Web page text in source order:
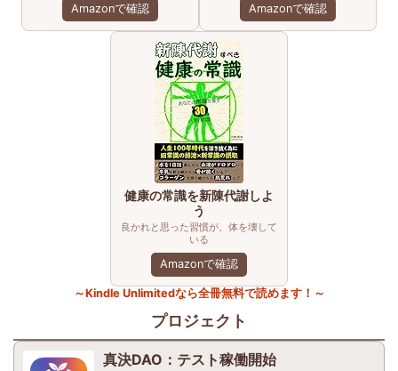
Amazonで確認 Amazonで確認
健康の常識を新陳代謝しよ
う
良かれと思った習慣が、体を壊して
いる
Amazonで確認
～Kindle Unlimitedなら全冊無料で読めます！～
プロジェクト
真決DAO：テスト稼働開始